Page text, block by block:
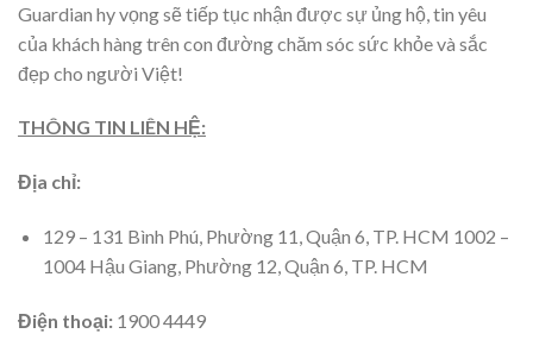
Guardian hy vọng sẽ tiếp tục nhận được sự ủng hộ, tin yêu
của khách hàng trên con đường chăm sóc sức khỏe và sắc
đẹp cho người Việt!
THÔNG TIN LIÊN HỆ:
Địa chỉ:
129 – 131 Bình Phú, Phường 11, Quận 6, TP. HCM 1002 –
1004 Hậu Giang, Phường 12, Quận 6, TP. HCM
Điện thoại: 1900 4449